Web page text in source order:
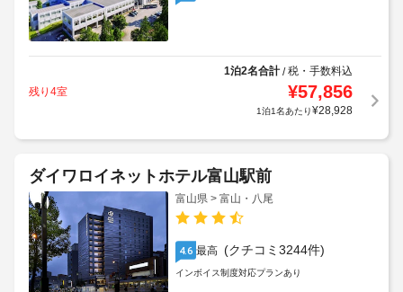
1泊2名合計/税・手数料込
残り4室
¥57,856
1泊1名あたり¥28,928
ダイワロイネットホテル富山駅前
富山県 > 富山・八尾
4.6 最高 (クチコミ3244件)
インボイス制度対応プランあり